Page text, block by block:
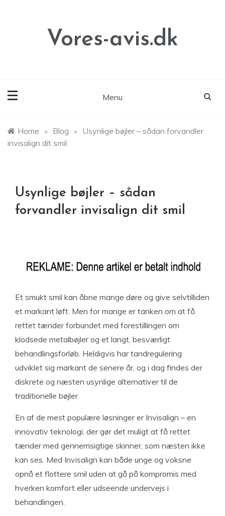
Vores-avis.dk
Menu
Home » Blog » Usynlige bøjler – sådan forvandler
invisalign dit smil
Usynlige bøjler – sådan
forvandler invisalign dit smil
Et smukt smil kan åbne mange døre og give selvtilliden
et markant løft. Men for mange er tanken om at få
rettet tænder forbundet med forestillingen om
klodsede metalbøjler og et langt, besværligt
behandlingsforløb. Heldigvis har tandregulering
udviklet sig markant de senere år, og i dag findes der
diskrete og næsten usynlige alternativer til de
traditionelle bøjler.
En af de mest populære løsninger er Invisalign – en
innovativ teknologi, der gør det muligt at få rettet
tænder med gennemsigtige skinner, som næsten ikke
kan ses. Med Invisalign kan både unge og voksne
opnå et flottere smil uden at gå på kompromis med
hverken komfort eller udseende undervejs i
behandlingen.